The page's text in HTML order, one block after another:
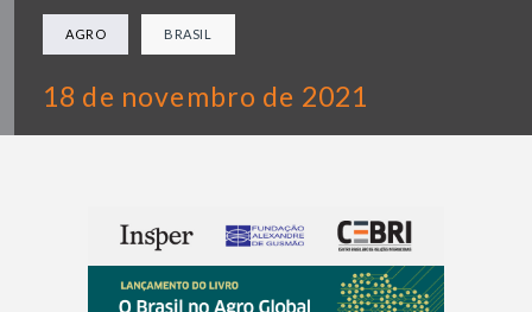
AGRO BRASIL
18 de novembro de 2021